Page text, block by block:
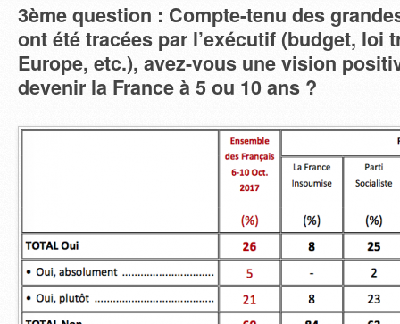
3ème question : Compte-tenu des
ont été tracées par l’exécutif (budget, loi
Europe, etc.), avez-vous une vision
devenir la France à 5 ou 10 ans ?